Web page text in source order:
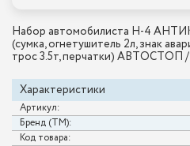
Набор автомобилиста H-4
(сумка, огнетушитель 2л, знак
трос 3.5т, перчатки) АВТОСТОП /
Характеристики
Артикул:
Бренд (ТМ):
Код товара: